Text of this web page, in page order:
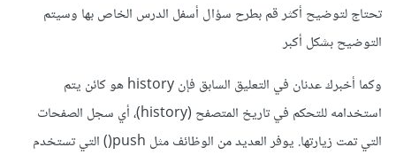
تحتاج لتوضيح أكثر قم بطرح سؤال أسفل الدرس الخاص بها وسيتم
التوضيح بشكل أكبر
وكما أخبرك عدنان في التعليق السابق فإن history هو كائن يتم
استخدامه للتحكم في تاريخ المتصفح (history)، أي سجل الصفحات
التي تمت زيارتها. يوفر العديد من الوظائف مثل push() التي تستخدم